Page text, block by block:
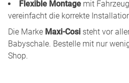
Flexible Montage mit
vereinfacht die korrekte
Die Marke Maxi-Cosi steht vor
Babyschale. Bestelle mit nur
Shop.